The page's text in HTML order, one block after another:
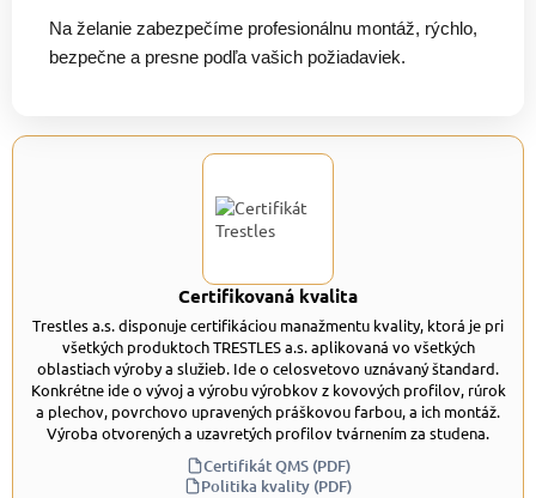
Na želanie zabezpečíme profesionálnu montáž, rýchlo,
bezpečne a presne podľa vašich požiadaviek.
Certifikovaná kvalita
Trestles a.s. disponuje certifikáciou manažmentu kvality, ktorá je pri
všetkých produktoch TRESTLES a.s. aplikovaná vo všetkých
oblastiach výroby a služieb. Ide o celosvetovo uznávaný štandard.
Konkrétne ide o vývoj a výrobu výrobkov z kovových profilov, rúrok
a plechov, povrchovo upravených práškovou farbou, a ich montáž.
Výroba otvorených a uzavretých profilov tvárnením za studena.
Certifikát QMS (PDF)
Politika kvality (PDF)